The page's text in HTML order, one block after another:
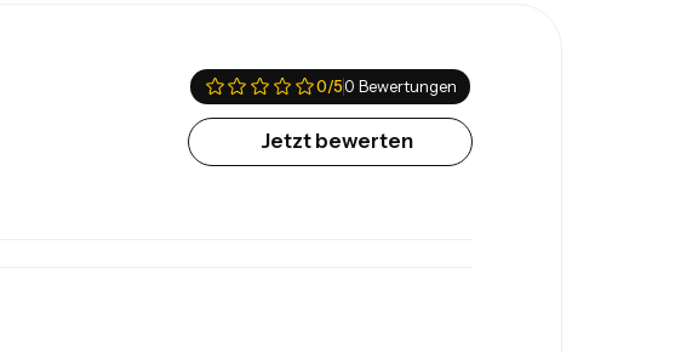
0/50 Bewertungen
Jetzt bewerten